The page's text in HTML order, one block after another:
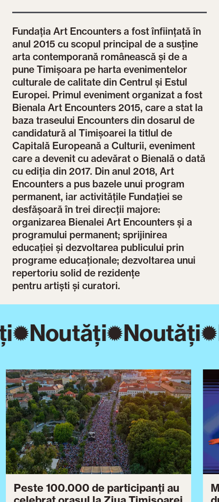
Fundația Art Encounters a fost înființată în
anul 2015 cu scopul principal de a susține
arta contemporană românească și de a
pune Timișoara pe harta evenimentelor
culturale de calitate din Centrul și Estul
Europei. Primul eveniment organizat a fost
Bienala Art Encounters 2015, care a stat la
baza traseului Encounters din dosarul de
candidatură al Timișoarei la titlul de
Capitală Europeană a Culturii, eveniment
care a devenit cu adevărat o Bienală o dată
cu ediția din 2017. Din anul 2018, Art
Encounters a pus bazele unui program
permanent, iar activitățile Fundației se
desfășoară în trei direcții majore:
organizarea Bienalei Art Encounters și a
programului permanent; sprijinirea
educației și dezvoltarea publicului prin
programe educaționale; dezvoltarea unui
repertoriu solid de rezidențe
pentru artiști și curatori.
Noutăți Noutăți
Peste 100.000 de participanți au